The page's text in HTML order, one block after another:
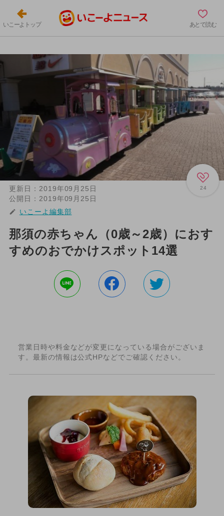
いこーよトップ あとで読む
24
更新日： 2019年09月25日
公開日： 2019年09月25日
いこーよ編集部
那須の赤ちゃん（0歳～2歳）におす
すめのおでかけスポット14選
営業日時や料金などが変更になっている場合がございま
す。最新の情報は公式HPなどでご確認ください。